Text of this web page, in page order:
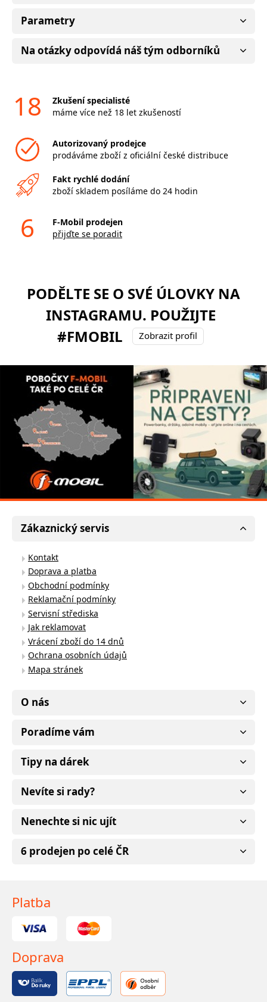
Parametry
Na otázky odpovídá náš tým odborníků
18
Zkušení specialisté
máme více než 18 let zkušeností
Autorizovaný prodejce
prodáváme zboží z oficiální české distribuce
Fakt rychlé dodání
zboží skladem posíláme do 24 hodin
6
F-Mobil prodejen
přijďte se poradit
PODĚLTE SE O SVÉ ÚLOVKY NA
INSTAGRAMU. POUŽIJTE
#FMOBIL
Zobrazit profil
Zákaznický servis
Kontakt
Doprava a platba
Obchodní podmínky
Reklamační podmínky
Servisní střediska
Jak reklamovat
Vrácení zboží do 14 dnů
Ochrana osobních údajů
Mapa stránek
O nás
Poradíme vám
Tipy na dárek
Nevíte si rady?
Nenechte si nic ujít
6 prodejen po celé ČR
Platba
Doprava